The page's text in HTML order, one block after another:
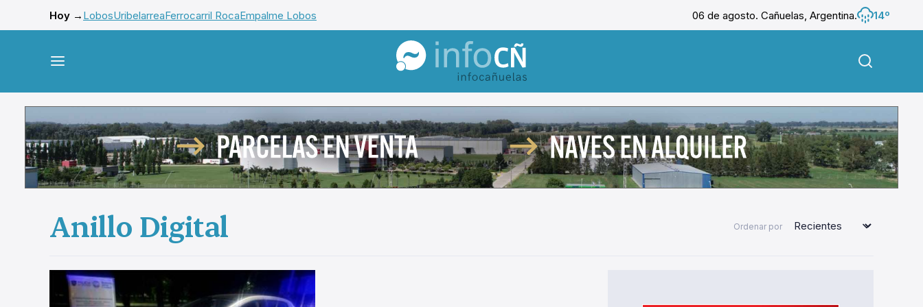
Hoy → LobosUribelarreaFerrocarril RocaEmpalme Lobos 06 de agosto. Cañuelas, Argentina.
14º
InfoCañuelas
Anillo Digital Ordenar por